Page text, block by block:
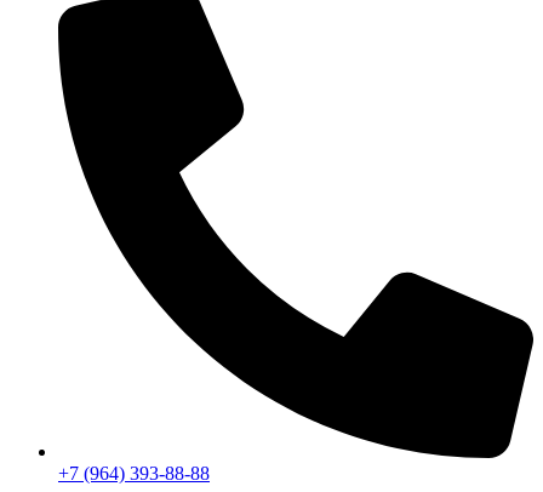
+7 (964) 393-88-88